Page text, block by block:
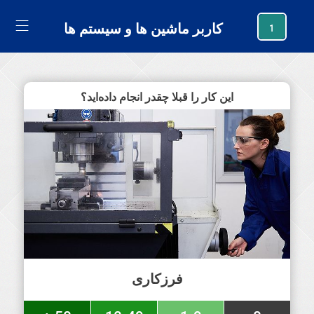
کاربر ماشین ها و سیستم ها 1
این کار را قبلا چقدر انجام داده‌اید؟
فرزکاری